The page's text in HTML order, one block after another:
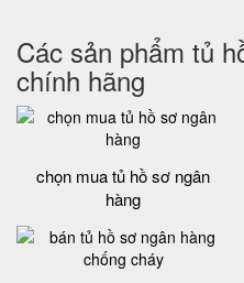
Các sản phẩm tủ
chính hãng
chọn mua tủ hồ sơ ngân
hàng